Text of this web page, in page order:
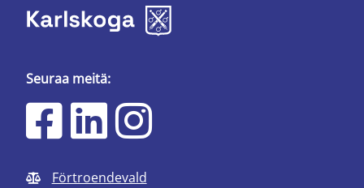
Seuraa meitä:
Förtroendevald